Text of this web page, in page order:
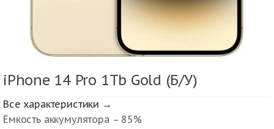
iPhone 14 Pro 1Tb Gold (Б/У)
Все характеристики →
Ёмкость аккумулятора – 85%